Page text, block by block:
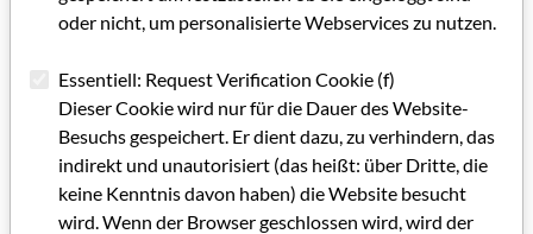
GRIP 49
oder nicht, um personalisierte Webservices zu nutzen.
Essentiell: Request Verification Cookie (f)
Dieser Cookie wird nur für die Dauer des Website-
Besuchs gespeichert. Er dient dazu, zu verhindern, das
indirekt und unautorisiert (das heißt: über Dritte, die
keine Kenntnis davon haben) die Website besucht
wird. Wenn der Browser geschlossen wird, wird der